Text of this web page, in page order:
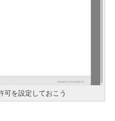
可を設定しておこう